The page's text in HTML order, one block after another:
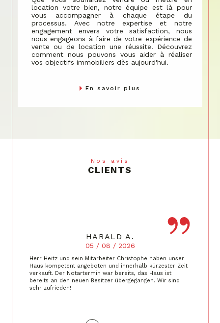
location votre bien, notre équipe est là pour
vous accompagner à chaque étape du
processus. Avec notre expertise et notre
engagement envers votre satisfaction, nous
nous engageons à faire de votre expérience de
vente ou de location une réussite. Découvrez
comment nous pouvons vous aider à réaliser
vos objectifs immobiliers dès aujourd'hui.
En savoir plus
Nos avis
CLIENTS
HARALD A.
05 / 08 / 2026
Herr Heitz und sein Mitarbeiter Christophe haben unser
Haus kompetent angeboten und innerhalb kürzester Zeit
verkauft. Der Notartermin war bereits, das Haus ist
bereits an den neuen Besitzer übergegangen. Wir sind
sehr zufrieden!